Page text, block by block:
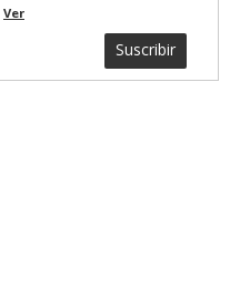
Ver
Suscribir